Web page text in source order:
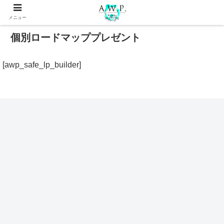
個別ロードマッププレゼント
[awp_safe_lp_builder]
メニュー